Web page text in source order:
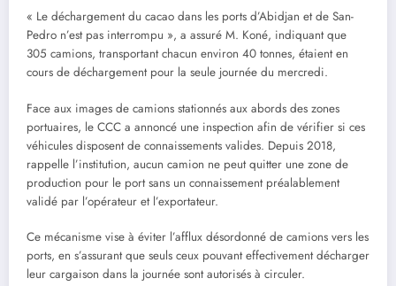
« Le déchargement du cacao dans les ports d’Abidjan et de San-
Pedro n’est pas interrompu », a assuré M. Koné, indiquant que
305 camions, transportant chacun environ 40 tonnes, étaient en
cours de déchargement pour la seule journée du mercredi.
Face aux images de camions stationnés aux abords des zones
portuaires, le CCC a annoncé une inspection afin de vérifier si ces
véhicules disposent de connaissements valides. Depuis 2018,
rappelle l’institution, aucun camion ne peut quitter une zone de
production pour le port sans un connaissement préalablement
validé par l’opérateur et l’exportateur.
Ce mécanisme vise à éviter l’afflux désordonné de camions vers les
ports, en s’assurant que seuls ceux pouvant effectivement décharger
leur cargaison dans la journée sont autorisés à circuler.